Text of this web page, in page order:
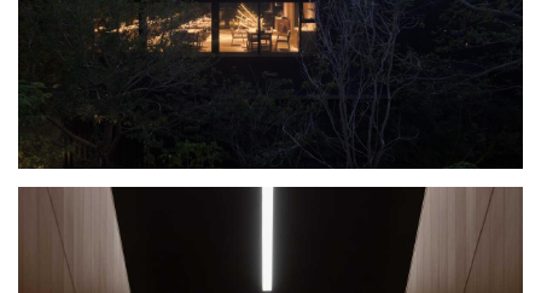
与山体坡度相同，呈平行状隐藏在树林中，与周边树木高度相同。
勘场过程中发现的山谷通过建筑和地形的配合设计被隐藏，再通过
仪式感的动线设置让室内与环境相关联，当人进入室内，步上楼
梯，将发现天然的山谷崖壁蓦然进入眼帘。同样的手法和体验可见
于森海·隐泉，建筑先以横向遮挡槐树林，人经由几番转折的室内外
路径，玻璃门开启的一刹才会发现置身于槐树林中的惊喜。